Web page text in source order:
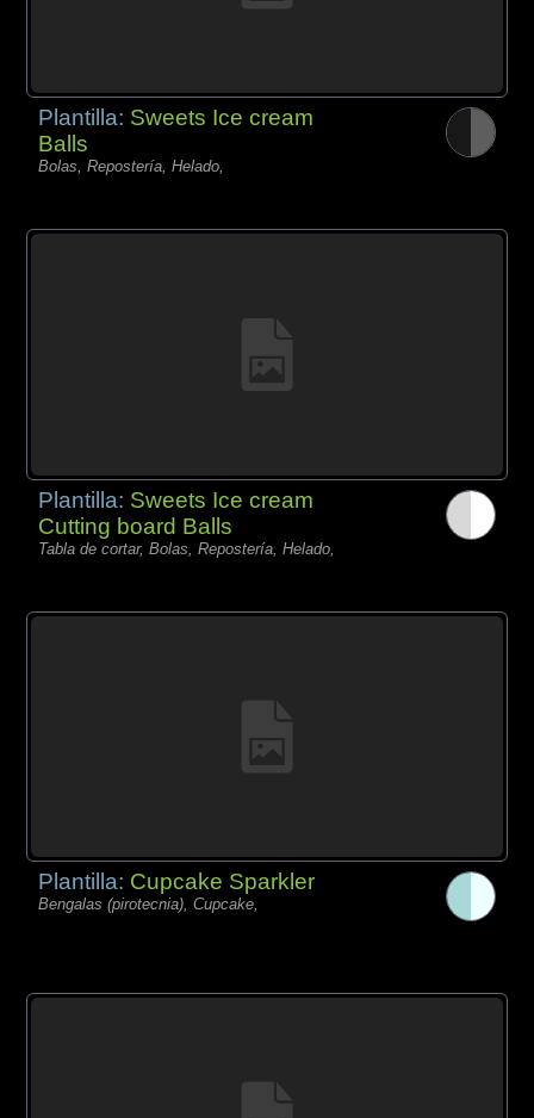
Plantilla: Sweets Ice cream
Balls
Bolas, Repostería, Helado,
Plantilla: Sweets Ice cream
Cutting board Balls
Tabla de cortar, Bolas, Repostería, Helado,
Plantilla: Cupcake Sparkler
Bengalas (pirotecnia), Cupcake,